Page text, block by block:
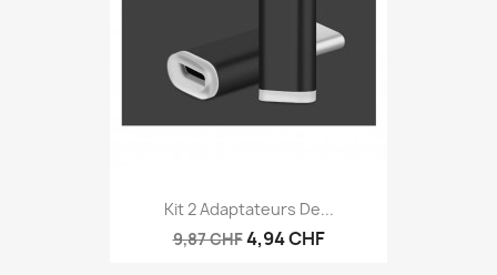
Kit 2 Adaptateurs De...
9,87 CHF4,94 CHF